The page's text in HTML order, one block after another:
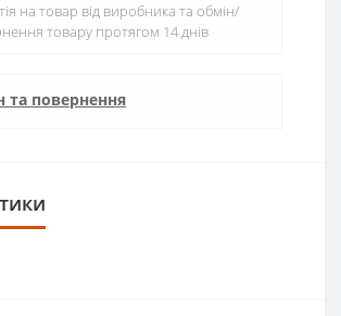
на товар від виробника та обмін/
товару протягом 14 днів
та повернення